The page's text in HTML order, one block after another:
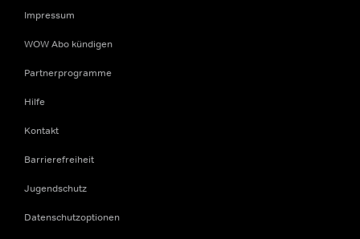
Impressum
WOW Abo kündigen
Partnerprogramme
Hilfe
Kontakt
Barrierefreiheit
Jugendschutz
Datenschutzoptionen